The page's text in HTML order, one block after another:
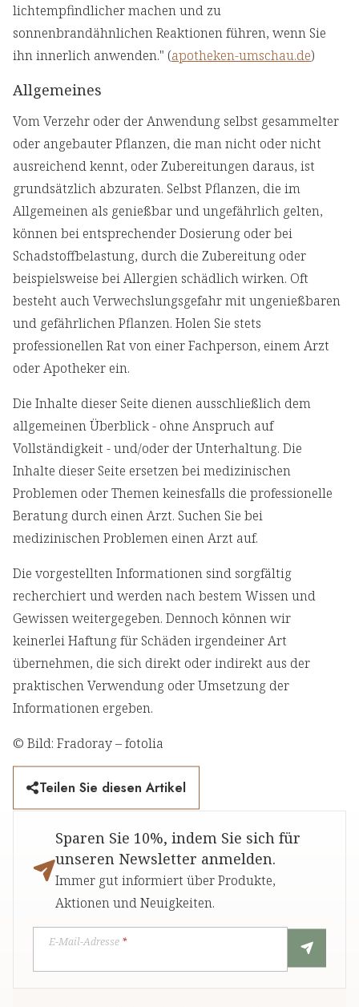
lichtempfindlicher machen und zu
sonnenbrandähnlichen Reaktionen führen, wenn Sie
ihn innerlich anwenden." (apotheken-umschau.de)
Allgemeines
Vom Verzehr oder der Anwendung selbst gesammelter
oder angebauter Pflanzen, die man nicht oder nicht
ausreichend kennt, oder Zubereitungen daraus, ist
grundsätzlich abzuraten. Selbst Pflanzen, die im
Allgemeinen als genießbar und ungefährlich gelten,
können bei entsprechender Dosierung oder bei
Schadstoffbelastung, durch die Zubereitung oder
beispielsweise bei Allergien schädlich wirken. Oft
besteht auch Verwechslungsgefahr mit ungenießbaren
und gefährlichen Pflanzen. Holen Sie stets
professionellen Rat von einer Fachperson, einem Arzt
oder Apotheker ein.
Die Inhalte dieser Seite dienen ausschließlich dem
allgemeinen Überblick - ohne Anspruch auf
Vollständigkeit - und/oder der Unterhaltung. Die
Inhalte dieser Seite ersetzen bei medizinischen
Problemen oder Themen keinesfalls die professionelle
Beratung durch einen Arzt. Suchen Sie bei
medizinischen Problemen einen Arzt auf.
Die vorgestellten Informationen sind sorgfältig
recherchiert und werden nach bestem Wissen und
Gewissen weitergegeben. Dennoch können wir
keinerlei Haftung für Schäden irgendeiner Art
übernehmen, die sich direkt oder indirekt aus der
praktischen Verwendung oder Umsetzung der
Informationen ergeben.
© Bild: Fradoray – fotolia
Teilen Sie diesen Artikel
Sparen Sie 10%, indem Sie sich für
unseren Newsletter anmelden.
Immer gut informiert über Produkte,
Aktionen und Neuigkeiten.
E-Mail-Adresse *